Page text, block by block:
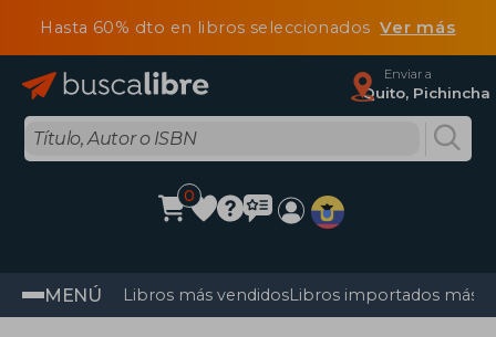
Hasta 60% dto en libros seleccionadosVer más
Enviar a
Quito, Pichincha
0
MENÚ Libros más vendidosLibros importados más